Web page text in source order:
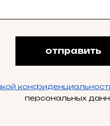
отправить
персональных